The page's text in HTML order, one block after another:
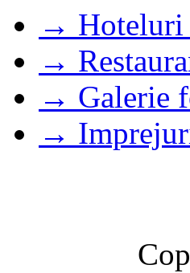
→ Hoteluri
→
→ Galerie
→